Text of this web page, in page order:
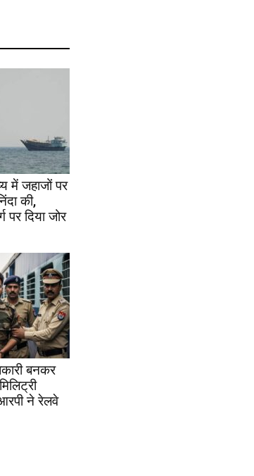
में जहाजों पर
की,
पर दिया जोर
बनकर
ने रेलवे